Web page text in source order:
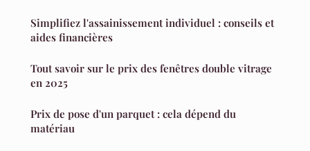
Simplifiez l'assainissement individuel : conseils et
aides financières
Tout savoir sur le prix des fenêtres double vitrage
en 2025
Prix de pose d'un parquet : cela dépend du
matériau